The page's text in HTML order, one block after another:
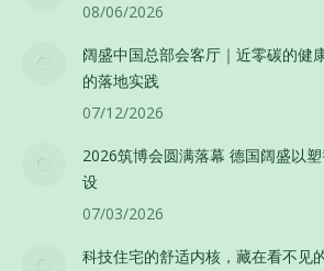
08/06/2026
阔盛中国总部会客厅｜近零碳的健
的落地实践
07/12/2026
2026筑博会圆满落幕 德国阔盛以塑
设
07/03/2026
科技住宅的舒适内核，藏在看不见